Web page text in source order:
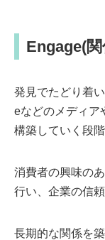
Engage(
発見でたどり着
eなどのメディア
構築していく段階
消費者の興味の
行い、企業の信頼
長期的な関係を